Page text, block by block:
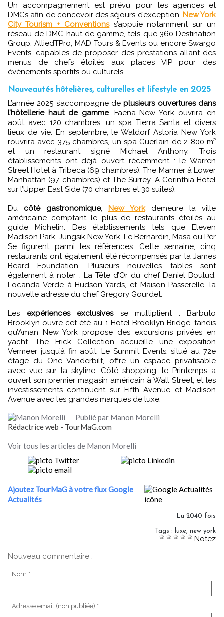
Un accompagnement est prévu pour les agences et
DMCs afin de concevoir des séjours d’exception. New York
City Tourism + Conventionss’appuie notamment sur un
réseau de DMC haut de gamme, tels que 360 Destination
Group, AlliedTPro, MAD Tours & Events ou encore Swargo
Events, capables de proposer des prestations allant des
menus de chefs étoilés aux places VIP pour des
événements sportifs ou culturels.
Nouveautés hôtelières, culturelles et lifestyle en 2025
L’année 2025 s’accompagne deplusieurs ouvertures dans
l’hôtellerie haut de gamme. Faena New York ouvrira en
août avec 120 chambres, un spa Tierra Santa et divers
lieux de vie. En septembre, le Waldorf Astoria New York
rouvrira avec 375 chambres, un spa Guerlain de 2 800 m²
et un restaurant signé Michael Anthony. Trois
établissements ont déjà ouvert récemment : le Warren
Street Hotel à Tribeca (69 chambres), The Manner à Lower
Manhattan (97 chambres) et The Surrey, A Corinthia Hotel
sur l’Upper East Side (70 chambres et 30 suites).
Du côté gastronomique, New Yorkdemeure la ville
américaine comptant le plus de restaurants étoilés au
guide Michelin. Des établissements tels que Eleven
Madison Park, Jungsik New York, Le Bernardin, Masa ou Per
Se figurent parmi les références. Cette semaine, cinq
restaurants ont également été récompensés par la James
Beard Foundation. Plusieurs nouvelles tables sont
également à noter : La Tête d’Or du chef Daniel Boulud,
Locanda Verde à Hudson Yards, et Maison Passerelle, la
nouvelle adresse du chef Gregory Gourdet.
Les expériences exclusivesse multiplient : Barbuto
Brooklyn ouvre cet été au 1 Hotel Brooklyn Bridge, tandis
qu’Aman New York propose des excursions privées en
yacht. The Frick Collection accueille une exposition
Vermeer jusqu’à fin août. Le Summit Events, situé au 72e
étage du One Vanderbilt, offre un espace privatisable
avec vue sur la skyline. Côté shopping, le Printemps a
ouvert son premier magasin américain à Wall Street, et les
investissements continuent sur Fifth Avenue et Madison
Avenue avec les grandes marques de luxe.
Publié par Manon Morelli
Rédactrice web - TourMaG.com
Voir tous les articles de Manon Morelli
Ajoutez TourMaG à votre flux Google
Actualités
Lu 2040 fois
Tags : luxe, new york
Notez
Nouveau commentaire :
Nom * :
Adresse email (non publiée) * :